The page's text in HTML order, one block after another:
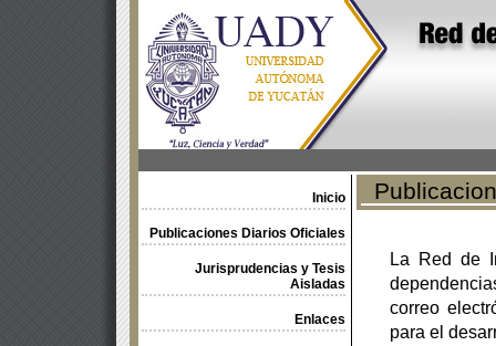
Inicio
Publicaciones Diarios Oficiales
Jurisprudencias y Tesis
Aisladas
Enlaces
La Red de
correo
para el